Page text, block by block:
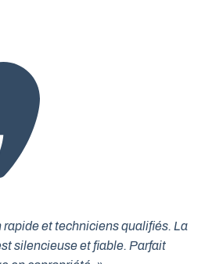
rapide et techniciens qualifiés. La
silencieuse et fiable. Parfait